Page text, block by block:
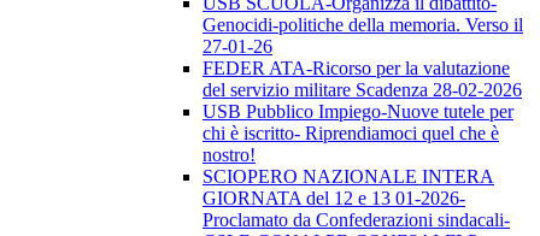
Genocidi-politiche della memoria. Verso il
27-01-26
FEDER ATA-Ricorso per la valutazione
del servizio militare Scadenza 28-02-2026
USB Pubblico Impiego-Nuove tutele per
chi è iscritto- Riprendiamoci quel che è
nostro!
SCIOPERO NAZIONALE INTERA
GIORNATA del 12 e 13 01-2026-
Proclamato da Confederazioni sindacali-